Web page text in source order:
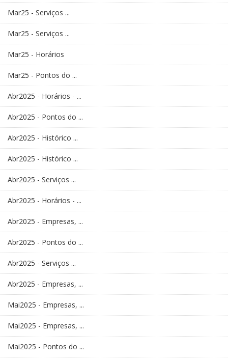
Mar25 - Serviços ...
Mar25 - Serviços ...
Mar25 - Horários
Mar25 - Pontos do ...
Abr2025 - Horários - ...
Abr2025 - Pontos do ...
Abr2025 - Histórico ...
Abr2025 - Histórico ...
Abr2025 - Serviços ...
Abr2025 - Horários - ...
Abr2025 - Empresas, ...
Abr2025 - Pontos do ...
Abr2025 - Serviços ...
Abr2025 - Empresas, ...
Mai2025 - Empresas, ...
Mai2025 - Empresas, ...
Mai2025 - Pontos do ...